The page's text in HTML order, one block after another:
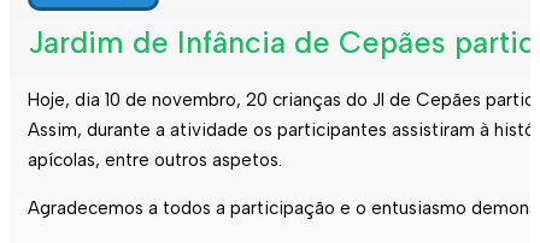
Jardim de Infância de Cepães
Hoje, dia 10 de novembro, 20 crianças do JI de Cepães
Assim, durante a atividade os participantes assistiram à
apícolas, entre outros aspetos.
Agradecemos a todos a participação e o entusiasmo